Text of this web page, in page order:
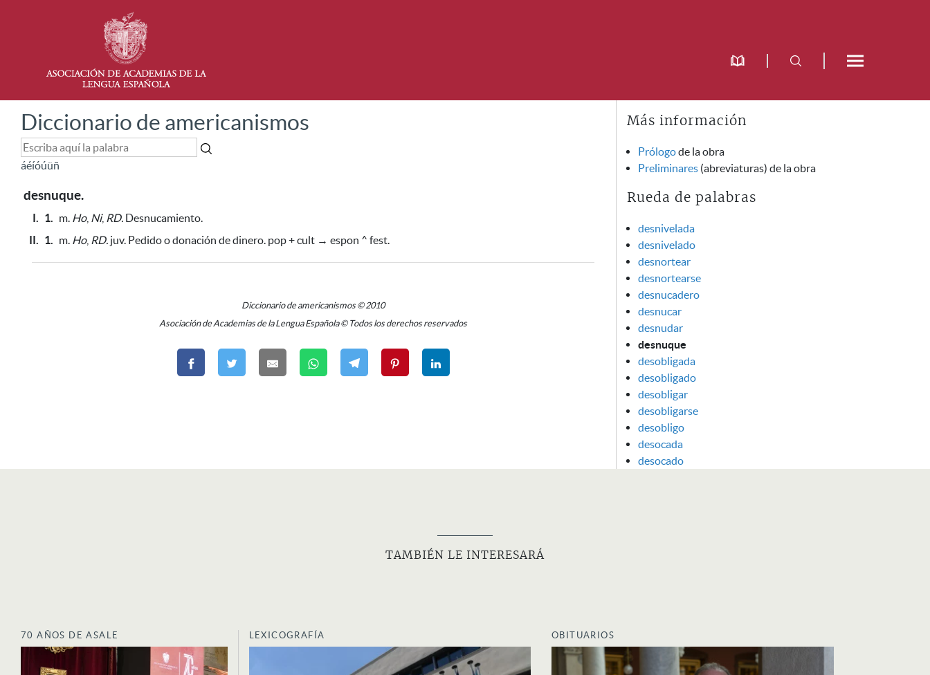
Diccionario de americanismos
áéíóúüñ
desnuque.
I. 1. m. Ho, Ni, RD. Desnucamiento.
II. 1. m. Ho, RD. juv. Pedido o donación de dinero. pop + cult → espon ^ fest.
Diccionario de americanismos © 2010
Asociación de Academias de la Lengua Española © Todos los derechos reservados
Más información
Prólogode la obra
Preliminares (abreviaturas) de la obra
Rueda de palabras
desnivelada
desnivelado
desnortear
desnortearse
desnucadero
desnucar
desnudar
desnuque
desobligada
desobligado
desobligar
desobligarse
desobligo
desocada
desocado
TAMBIÉN LE INTERESARÁ
70 AÑOS DE ASALE LEXICOGRAFÍA OBITUARIOS